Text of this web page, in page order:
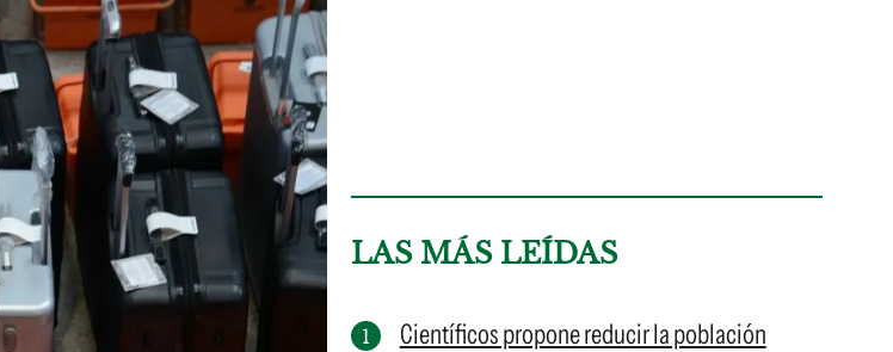
LAS MÁS LEÍDAS
Científicos propone reducir la población